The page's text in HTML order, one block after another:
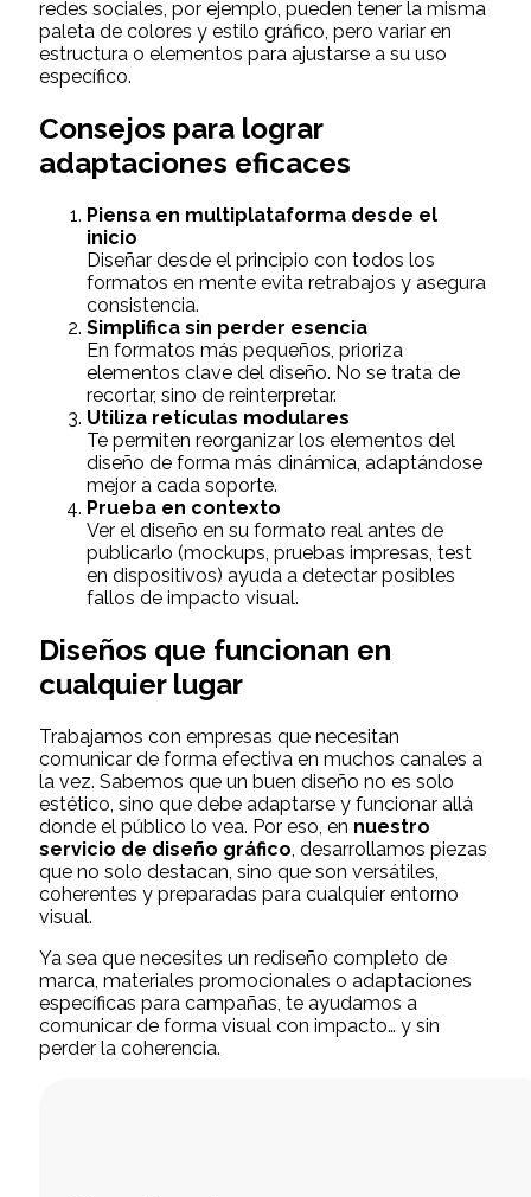
redes sociales, por ejemplo, pueden tener la misma
paleta de colores y estilo gráfico, pero variar en
estructura o elementos para ajustarse a su uso
específico.
Consejos para lograr
adaptaciones eficaces
Piensa en multiplataforma desde el
inicio
Diseñar desde el principio con todos los
formatos en mente evita retrabajos y asegura
consistencia.
Simplifica sin perder esencia
En formatos más pequeños, prioriza
elementos clave del diseño. No se trata de
recortar, sino de reinterpretar.
Utiliza retículas modulares
Te permiten reorganizar los elementos del
diseño de forma más dinámica, adaptándose
mejor a cada soporte.
Prueba en contexto
Ver el diseño en su formato real antes de
publicarlo (mockups, pruebas impresas, test
en dispositivos) ayuda a detectar posibles
fallos de impacto visual.
Diseños que funcionan en
cualquier lugar
Trabajamos con empresas que necesitan
comunicar de forma efectiva en muchos canales a
la vez. Sabemos que un buen diseño no es solo
estético, sino que debe adaptarse y funcionar allá
donde el público lo vea. Por eso, en nuestro
servicio de diseño gráfico, desarrollamos piezas
que no solo destacan, sino que son versátiles,
coherentes y preparadas para cualquier entorno
visual.
Ya sea que necesites un rediseño completo de
marca, materiales promocionales o adaptaciones
específicas para campañas, te ayudamos a
comunicar de forma visual con impacto… y sin
perder la coherencia.